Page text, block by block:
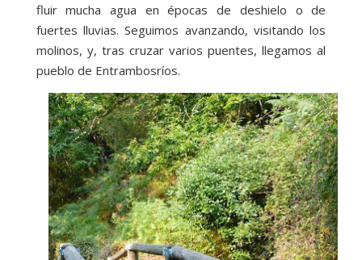
fluir mucha agua en épocas de deshielo o de
fuertes lluvias. Seguimos avanzando, visitando los
molinos, y, tras cruzar varios puentes, llegamos al
pueblo de Entrambosríos.